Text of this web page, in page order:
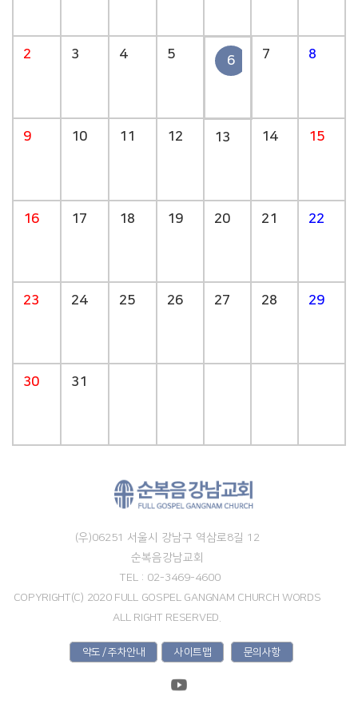
2 3 4 5 6 7 8
9 10 11 12 13 14 15
16 17 18 19 20 21 22
23 24 25 26 27 28 29
30 31
(우)06251 서울시 강남구 역삼로8길 12
순복음강남교회
TEL : 02-3469-4600
COPYRIGHT(C) 2020 FULL GOSPEL GANGNAM CHURCH WORDS
ALL RIGHT RESERVED.
약도 / 주차안내 사이트맵 문의사항